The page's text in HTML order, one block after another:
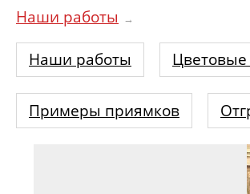
Наши работы →
Наши работы
Примеры приямков